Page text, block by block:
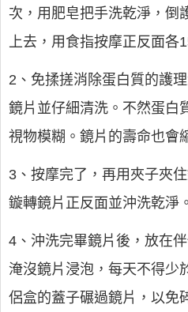
次，用肥皂把手洗乾淨，倒
上去，用食指按摩正反面各
2、免揉搓消除蛋白質的護
鏡片並仔細清洗。不然蛋白
視物模糊。鏡片的壽命也會
3、按摩完了，再用夾子夾
鏇轉鏡片正反面並沖洗乾淨。
4、沖洗完畢鏡片後，放在
淹沒鏡片浸泡，每天不得少
侶盒的蓋子碾過鏡片，以免